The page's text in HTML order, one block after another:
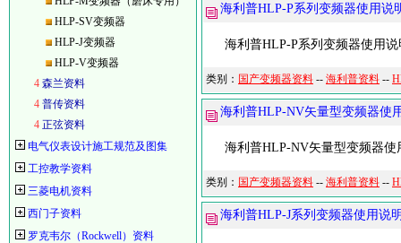
HLP-SV变频器
HLP-J变频器
HLP-V变频器
4 森兰资料
4 普传资料
4 正弦资料
电气仪表设计施工规范及图集
工控教学资料
三菱电机资料
西门子资料
罗克韦尔（Rockwell）资料
海利普HLP-P系列变频器使用说
海利普HLP-P系列变频器使用说
类别： 国产变频器资料 -- 海利普资料 --
海利普HLP-NV矢量型变频器使
海利普HLP-NV矢量型变频器使
类别： 国产变频器资料 -- 海利普资料 --
海利普HLP-J系列变频器使用说